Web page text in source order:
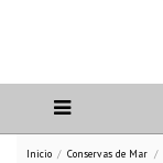
Inicio Conservas de Mar